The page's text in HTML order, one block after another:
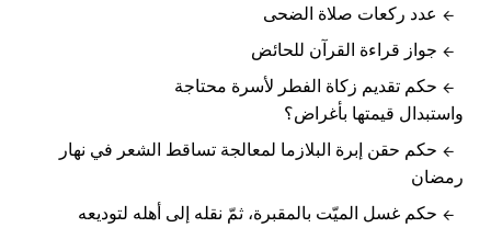
عدد ركعات صلاة الضحى
جواز قراءة القرآن للحائض
حكم تقديم زكاة الفطر لأسرة محتاجة
واستبدال قيمتها بأغراض؟
حكم حقن إبرة البلازما لمعالجة تساقط الشعر في نهار
رمضان
حكم غسل الميّت بالمقبرة، ثمّ نقله إلى أهله لتوديعه